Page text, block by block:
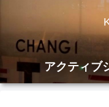
アクティブ